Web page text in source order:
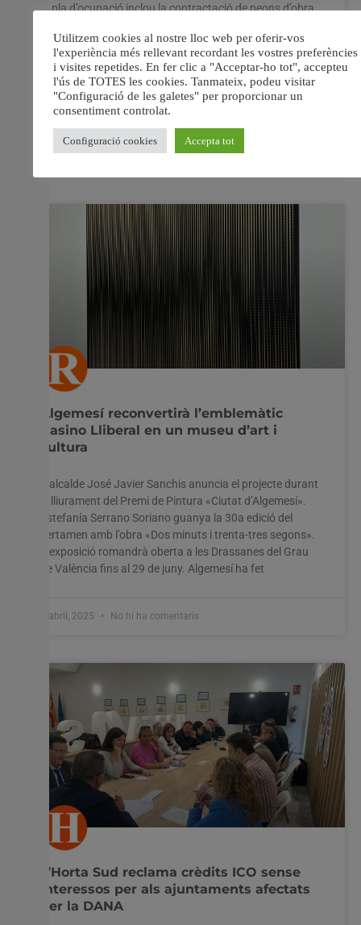
El pla d’ocupació inclou la contractació de peons d’obra,
destinarà més de 105.000 euros per complementar la
subvenció estatal. Els contractes tindran una duració de
sis mesos. L’Ajuntament de l’Alcúdia ha anunciat la
contractació de 23 persones desocupades per a
reforçar les tasques de recuperació,
4 abril, 2025 No hi ha comentaris
Algemesí reconvertirà l’emblemàtic
Casino Lliberal en un museu d’art i
cultura
L’alcalde José Javier Sanchis anuncia el projecte durant
el lliurament del Premi de Pintura «Ciutat d’Algemesí».
Estefanía Serrano Soriano guanya la 30a edició del
certamen amb l’obra «Dos minuts i trenta-tres segons».
L’exposició romandrà oberta a les Drassanes del Grau
de València fins al 29 de juny. Algemesí ha fet
4 abril, 2025 No hi ha comentaris
L’Horta Sud reclama crèdits ICO sense
interessos per als ajuntaments afectats
per la DANA